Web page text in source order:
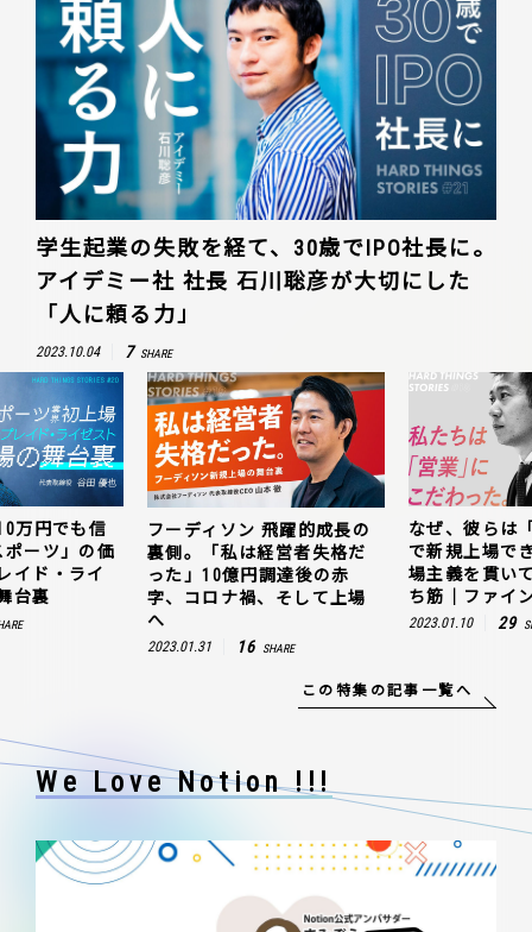
学生起業の失敗を経て、30歳でIPO社長に。
アイデミー社 社長 石川聡彦が大切にした
「人に頼る力」
2023.10.04 7 SHARE
万円でも信
ーツ」の価
イド・ライ
台裏
フーディソン 飛躍的成長の
裏側。「私は経営者失格だ
った」10億円調達後の赤
字、コロナ禍、そして上場
へ
2023.01.31 16 SHARE
なぜ、彼らは
で新規上場で
場主義を貫い
ち筋｜ファイ
2023.01.10 29
この特集の記事一覧へ
We Love Notion !!!